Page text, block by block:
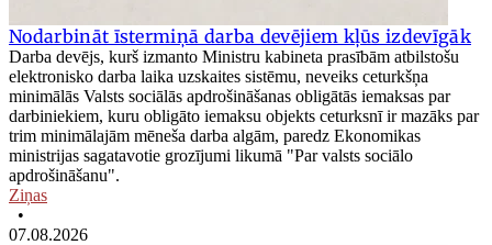
Nodarbināt īstermiņā darba devējiem kļūs izdevīgāk
Darba devējs, kurš izmanto Ministru kabineta prasībām atbilstošu
elektronisko darba laika uzskaites sistēmu, neveiks ceturkšņa
minimālās Valsts sociālās apdrošināšanas obligātās iemaksas par
darbiniekiem, kuru obligāto iemaksu objekts ceturksnī ir mazāks par
trim minimālajām mēneša darba algām, paredz Ekonomikas
ministrijas sagatavotie grozījumi likumā "Par valsts sociālo
apdrošināšanu".
Ziņas
•
07.08.2026